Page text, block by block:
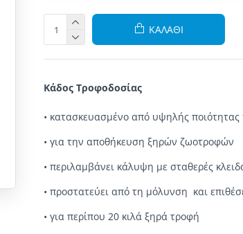
ΚΑΛΆΘΙ
Κάδος Τροφοδοσίας
• κατασκευασμένο από υψηλής ποιότητας
• για την αποθήκευση ξηρών ζωοτροφών
• περιλαμβάνει κάλυψη με σταθερές
• προστατεύει από τη μόλυνση και
• για περίπου 20 κιλά ξηρά τροφή